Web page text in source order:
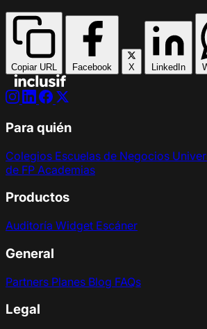
Copiar URL Facebook X LinkedIn
Para quién
Colegios Escuelas de Negocios
de FP Academias
Productos
Auditoría Widget Escáner
General
Partners Planes Blog FAQs
Legal